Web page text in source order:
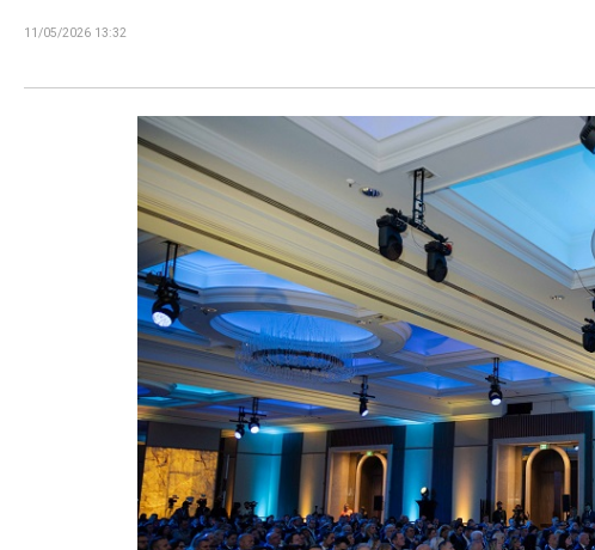
11/05/2026 13:32